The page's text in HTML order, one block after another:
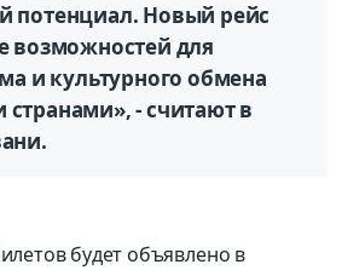
потенциал. Новый рейс
возможностей для
и культурного обмена
- считают в
будет объявлено в